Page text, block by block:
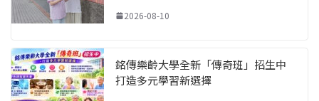
2026-08-10
銘傳樂齡大學全新「傳奇班」招生中
打造多元學習新選擇